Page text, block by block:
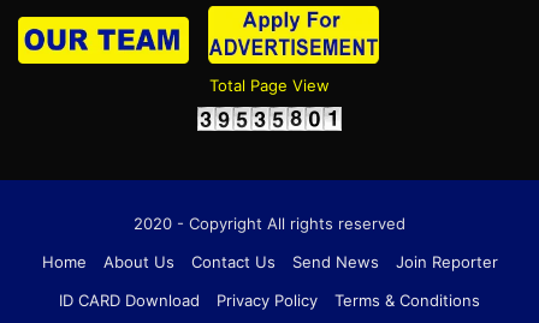
Total Page View
2020 - Copyright All rights reserved
Home
About Us Contact Us Send News
Join Reporter
ID CARD Download
Privacy Policy Terms & Conditions